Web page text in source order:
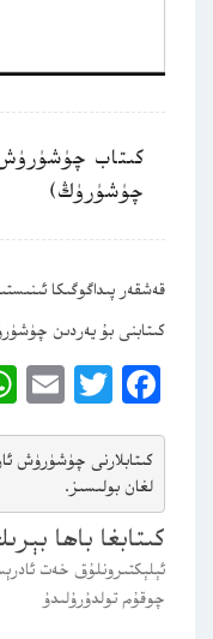
كىتاب
چۈشۈرۈڭ)
قەشقەر پىداگوگىكا ئىنىستىتوتى
كىتابنى بۇ يەردىن
Facebook
كىتابلارنى چۈشۈرۈش
لغان بولىسىز.
كىتابغا باھا
ئېلېكتىرونلۇق خەت
چوقۇم تولدۇرۇلىدۇ